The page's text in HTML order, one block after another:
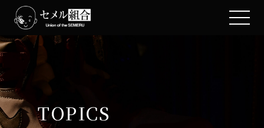
TOPICS